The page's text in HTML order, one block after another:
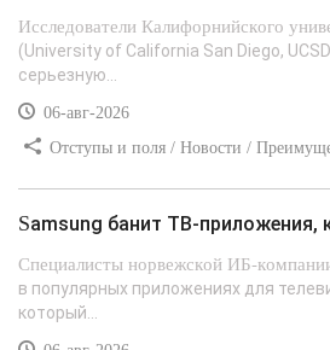
Исследователи Калифорнийского
(University of California San Diego,
серьезную...
06-авг-2026
Отступы и поля / Новости /
Samsung банит ТВ-приложения,
Специалисты норвежской ИБ-
в популярных приложениях для
который...